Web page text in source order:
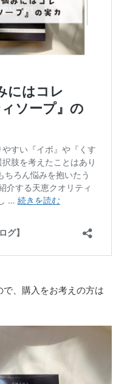
、購入をお考えの方は